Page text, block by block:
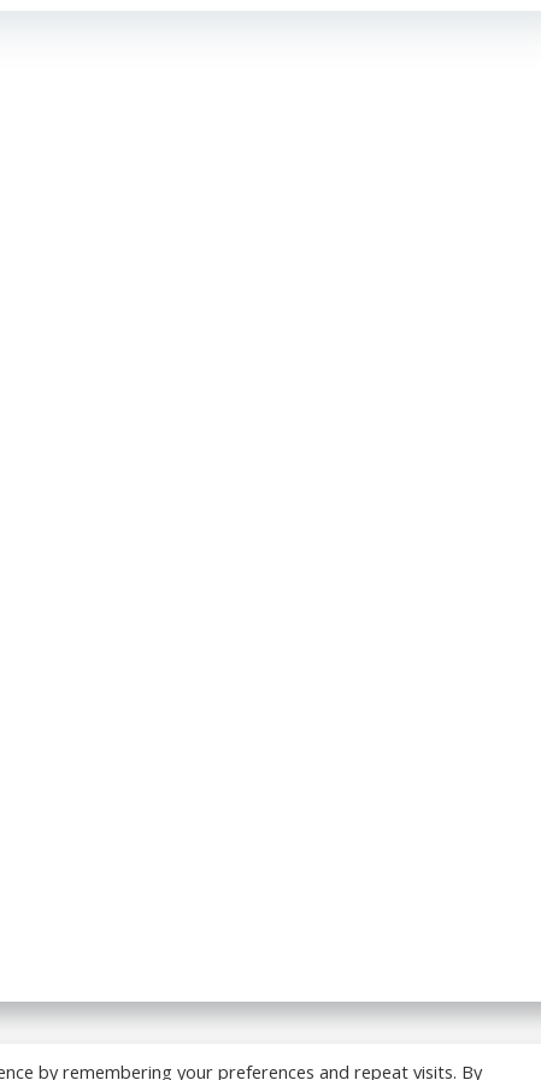
Construit avec WordPress etColibriWP Theme
by remembering your preferences and repeat visits. By